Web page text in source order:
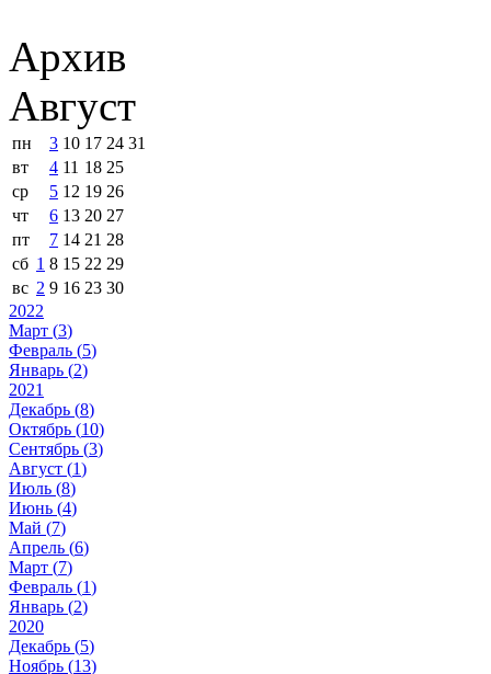
Архив
Август
пн 3 10 17 24 31
вт
4 11 18 25
ср
5 12 19 26
чт
6 13 20 27
пт
7 14 21 28
сб 1 8 15 22 29
вс 2 9 16 23 30
2022
Март (3)
Февраль (5)
Январь (2)
2021
Декабрь (8)
Октябрь (10)
Сентябрь (3)
Август (1)
Июль (8)
Июнь (4)
Май (7)
Апрель (6)
Март (7)
Февраль (1)
Январь (2)
2020
Декабрь (5)
Ноябрь (13)